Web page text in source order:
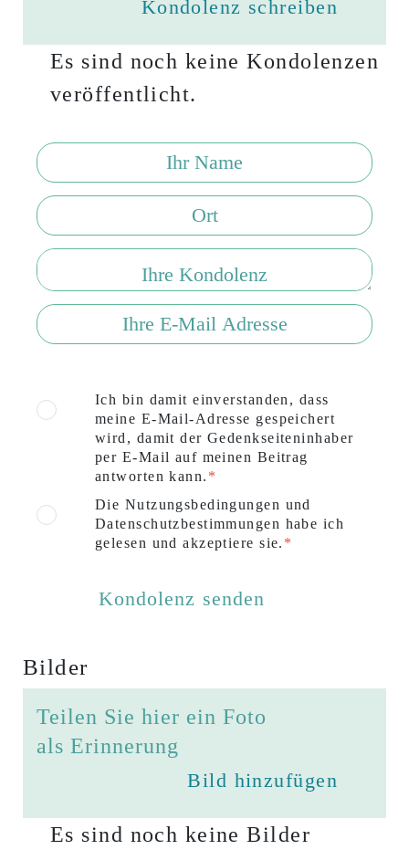
Kondolenz schreiben
Es sind noch keine Kondolenzen
veröffentlicht.
Ich bin damit einverstanden, dass
meine E-Mail-Adresse gespeichert
wird, damit der Gedenkseiteninhaber
per E-Mail auf meinen Beitrag
antworten kann.
Die Nutzungsbedingungen und
Datenschutzbestimmungen habe ich
gelesen und akzeptiere sie.
Bilder
Teilen Sie hier ein Foto
als Erinnerung
Bild hinzufügen
Es sind noch keine Bilder